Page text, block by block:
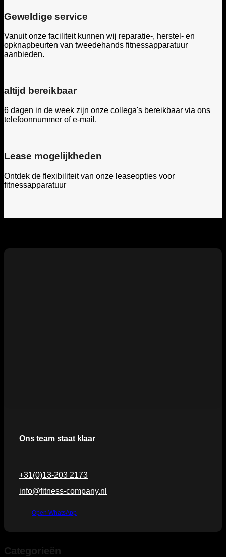
Geweldige service
Vanuit onze faciliteit kunnen wij reparatie-, herstel- en
opknapbeurten van tweedehands fitnessapparatuur
aanbieden.
altijd bereikbaar
6 dagen in de week zijn onze collega's bereikbaar via ons
telefoonnummer of e-mail.
Lease mogelijkheden
Ontdek de flexibiliteit van onze leaseopties voor
fitnessapparatuur
Ons team staat klaar
+31(0)13-203 2173
info@fitness-company.nl
Open WhatsApp
Categorieën